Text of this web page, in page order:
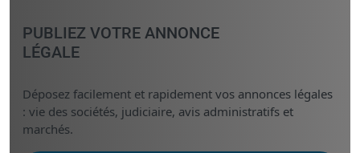
PUBLIEZ VOTRE ANNONCE
LÉGALE
Déposez facilement et rapidement vos annonces légales
: vie des sociétés, judiciaire, avis administratifs et
marchés.